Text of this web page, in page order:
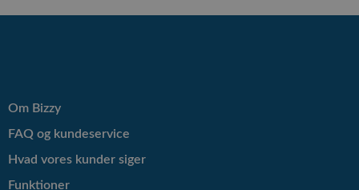
Om Bizzy
FAQ og kundeservice
Hvad vores kunder siger
Funktioner